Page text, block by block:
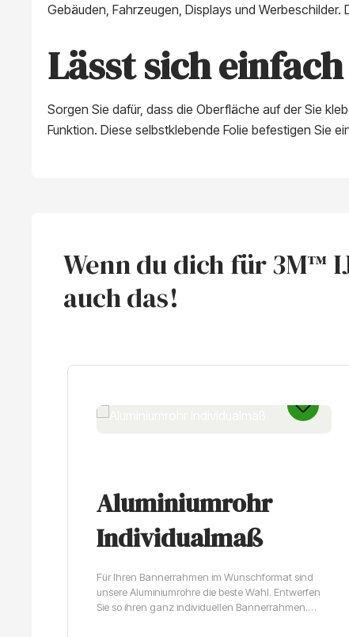
Gebäuden, Fahrzeugen, Displays und
Lässt sich
Sorgen Sie dafür, dass die Oberfläche auf der Sie
Funktion. Diese selbstklebende Folie befestigen Sie
Wenn du dich für 3M™
auch das!
Aluminiumrohr
Individualmaß
Für Ihren Bannerrahmen im Wunschformat sind
unsere Aluminiumrohre die beste Wahl. Entwerfen
Sie so ihren ganz individuellen Bannerrahmen.